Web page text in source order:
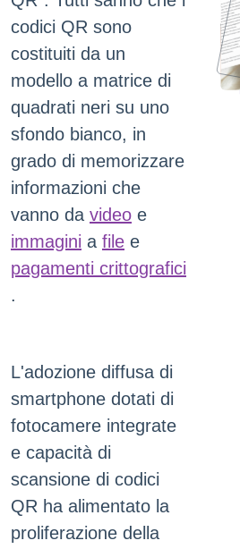
codici QR sono
costituiti da un
modello a matrice di
quadrati neri su uno
sfondo bianco, in
grado di memorizzare
informazioni che
vanno da video e
immagini a file e
pagamenti crittografici
.
L'adozione diffusa di
smartphone dotati di
fotocamere integrate
e capacità di
scansione di codici
QR ha alimentato la
proliferazione della